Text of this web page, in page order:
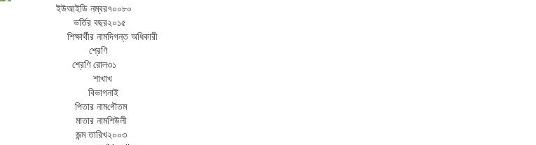
ইউআইডি নম্বর৭০০৮০
ভর্তির বছর২০১৫
শিক্ষার্থীর নামদিগন্ত অধিকারী
শ্রেণি
শ্রেণি রোল৩১
শাখাখ
বিভাগনাই
পিতার নামগৌতম
মাতার নামশিউলী
জন্ম তারিখ২০০৩